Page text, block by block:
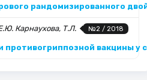
рандомизированного
№2 / 2018
Карнаухова, Т.Л.
противогриппозной вакцины